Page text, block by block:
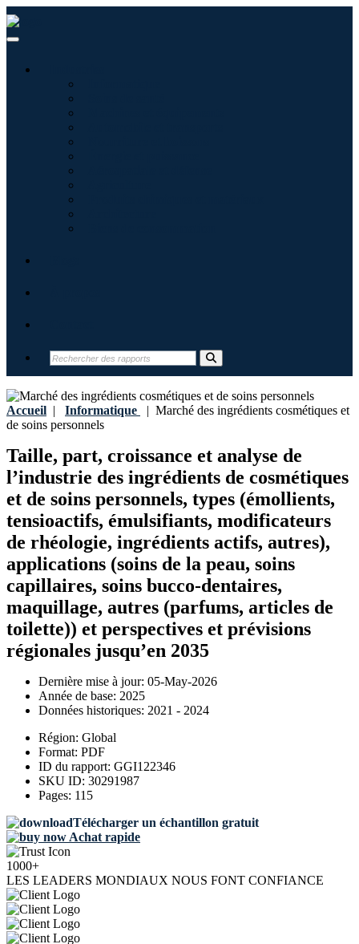
Accueil | Informatique | Marché des ingrédients cosmétiques et
de soins personnels
Taille, part, croissance et analyse de
l’industrie des ingrédients de cosmétiques
et de soins personnels, types (émollients,
tensioactifs, émulsifiants, modificateurs
de rhéologie, ingrédients actifs, autres),
applications (soins de la peau, soins
capillaires, soins bucco-dentaires,
maquillage, autres (parfums, articles de
toilette)) et perspectives et prévisions
régionales jusqu’en 2035
Dernière mise à jour: 05-May-2026
Année de base: 2025
Données historiques: 2021 - 2024
Région: Global
Format: PDF
ID du rapport: GGI122346
SKU ID: 30291987
Pages: 115
Télécharger un échantillon gratuit
Achat rapide
1000+
LES LEADERS MONDIAUX NOUS FONT CONFIANCE